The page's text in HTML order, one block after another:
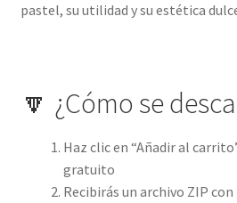
pastel, su utilidad y su estética
🔽 ¿Cómo se
Haz clic en “Añadir al
gratuito
Recibirás un archivo ZIP